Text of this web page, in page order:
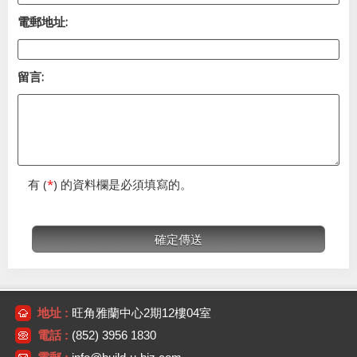
電郵地址:
留言:
有 (*) 的資料欄是必須填寫的。
地址 : 旺角雅蘭中心2期12樓04室
電話 : (852) 3956 1830